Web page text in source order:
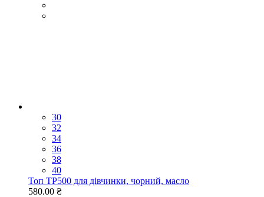
30
32
34
36
38
40
Топ TP500 для дівчинки, чорний, масло
580.00 ₴